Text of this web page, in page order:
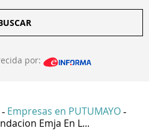
por:
- Empresas en PUTUMAYO -
Emja En L...